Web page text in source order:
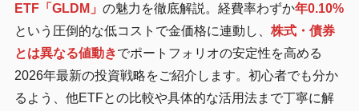
ETF「GLDM」 の魅力を徹底解説。経費率わずか年0.10%
という圧倒的な低コストで金価格に連動し、 株式・債券
とは異なる値動きでポートフォリオの安定性を高める
2026年最新の投資戦略をご紹介します。初心者でも分か
るよう、他ETFとの比較や具体的な活用法まで丁寧に解